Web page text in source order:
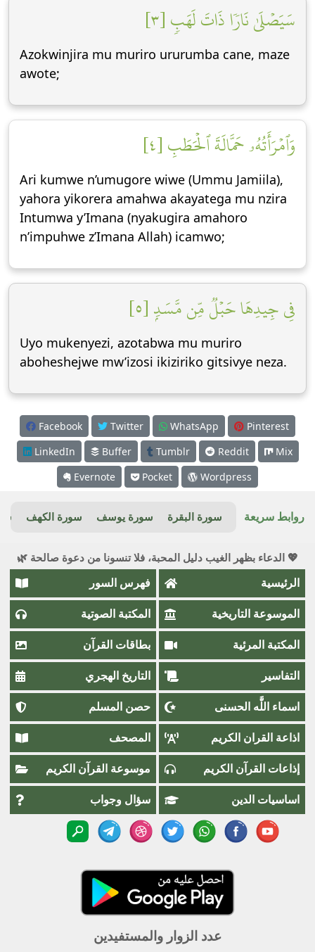
سَيَصۡلَىٰ نَارٗا ذَاتَ لَهَبٖ [٣]
Azokwinjira mu muriro ururumba cane, maze
awote;
وَٱمۡرَأَتُهُۥ حَمَّالَةَ ٱلۡحَطَبِ [٤]
Ari kumwe n’umugore wiwe (Ummu Jamiila),
yahora yikorera amahwa akayatega mu nzira
Intumwa y’Imana (nyakugira amahoro
n’impuhwe z’Imana Allah) icamwo;
فِي جِيدِهَا حَبۡلٞ مِّن مَّسَدِۭ [٥]
Uyo mukenyezi, azotabwa mu muriro
aboheshejwe mw’izosi ikiziriko gitsivye neza.
Facebook Twitter WhatsApp
Pinterest
LinkedIn
Buffer Tumblr Reddit
Mix
Evernote
Pocket Wordpress
روابط سريعة سورة البقرة سورة يوسف سورة الكهف
💖 الدعاء بظهر الغيب دليل المحبة، فلا تنسونا من دعوة صالحة 🌿
الرئيسية فهرس السور
الموسوعة التاريخية المكتبة الصوتية
المكتبة المرئية بطاقات القرآن
التفاسير التاريخ الهجري
اسماء اللَّٰه الحسنى حصن المسلم
اذاعة القران الكريم المصحف
إذاعات القرآن الكريم موسوعة القرآن الكريم
اساسيات الدين سؤال وجواب
عدد الزوار والمستفيدين